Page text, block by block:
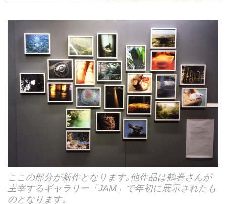
ここの部分が新作となります｡他作品は鶴巻さんが
主宰するギャラリー「JAM」で年初に展示されたも
のとなります｡